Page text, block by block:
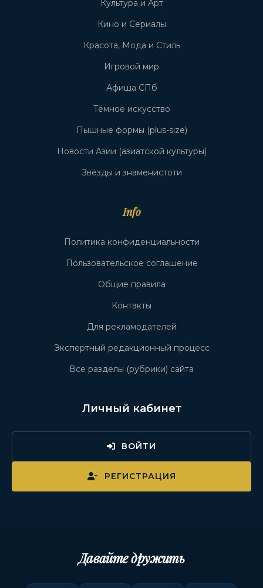
Культура и Арт
Кино и Сериалы
Красота, Мода и Стиль
Игровой мир
Афиша СПб
Тёмное искусство
Пышные формы (plus-size)
Новости Азии (азиатской культуры)
Звёзды и знаменистоти
Info
Политика конфиденциальности
Пользовательское соглашение
Общие правила
Контакты
Для рекламодателей
Экспертный редакционный процесс
Все разделы (рубрики) сайта
Личный кабинет
ВОЙТИ
РЕГИСТРАЦИЯ
Давайте дружить